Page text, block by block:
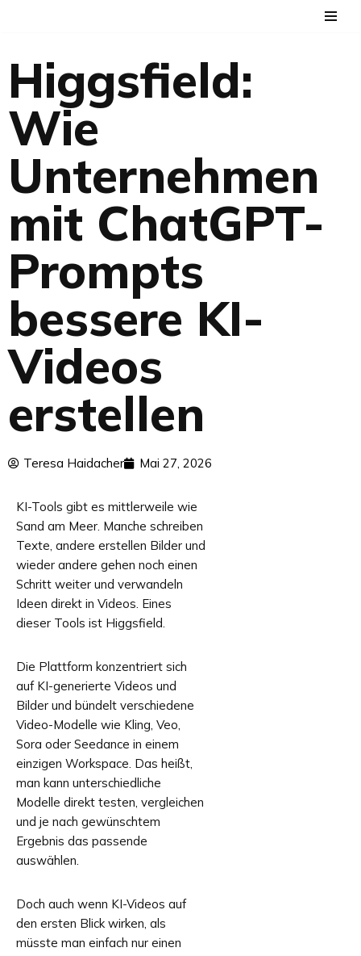
Inhalt
springen
Higgsfield:
Wie
Unternehmen
mit ChatGPT-
Prompts
bessere KI-
Videos
erstellen
Teresa Haidacher Mai 27, 2026
KI-Tools gibt es mittlerweile wie
Sand am Meer. Manche schreiben
Texte, andere erstellen Bilder und
wieder andere gehen noch einen
Schritt weiter und verwandeln
Ideen direkt in Videos. Eines
dieser Tools ist Higgsfield.
Die Plattform konzentriert sich
auf KI-generierte Videos und
Bilder und bündelt verschiedene
Video-Modelle wie Kling, Veo,
Sora oder Seedance in einem
einzigen Workspace. Das heißt,
man kann unterschiedliche
Modelle direkt testen, vergleichen
und je nach gewünschtem
Ergebnis das passende
auswählen.
Doch auch wenn KI-Videos auf
den ersten Blick wirken, als
müsste man einfach nur einen